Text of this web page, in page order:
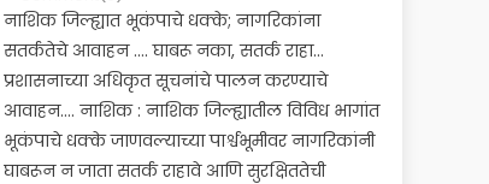
नाशिक जिल्ह्यात भूकंपाचे धक्के; नागरिकांना
सतर्कतेचे आवाहन …. घाबरू नका, सतर्क राहा…
प्रशासनाच्या अधिकृत सूचनांचे पालन करण्याचे
आवाहन…. नाशिक : नाशिक जिल्ह्यातील विविध भागांत
भूकंपाचे धक्के जाणवल्याच्या पार्श्वभूमीवर नागरिकांनी
घाबरून न जाता सतर्क राहावे आणि सुरक्षिततेची